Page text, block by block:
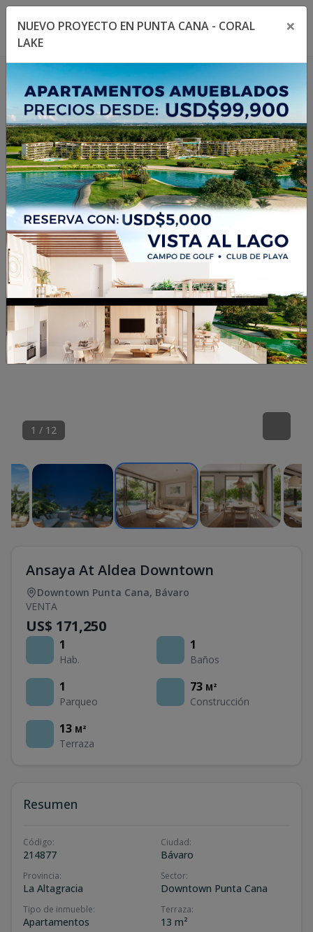
Toggle navigation menu
1 / 12
Ansaya At Aldea Downtown
Downtown Punta Cana, Bávaro
VENTA
US$ 171,250
1
Hab.
1
Baños
1
Parqueo
73 M²
Construcción
13 M²
Terraza
Resumen
Código:
214877
Ciudad:
Bávaro
Provincia:
La Altagracia
Sector:
Downtown Punta Cana
Tipo de inmueble:
Apartamentos
Terraza:
13 m²
NUEVO PROYECTO EN PUNTA CANA - CORAL
LAKE
×